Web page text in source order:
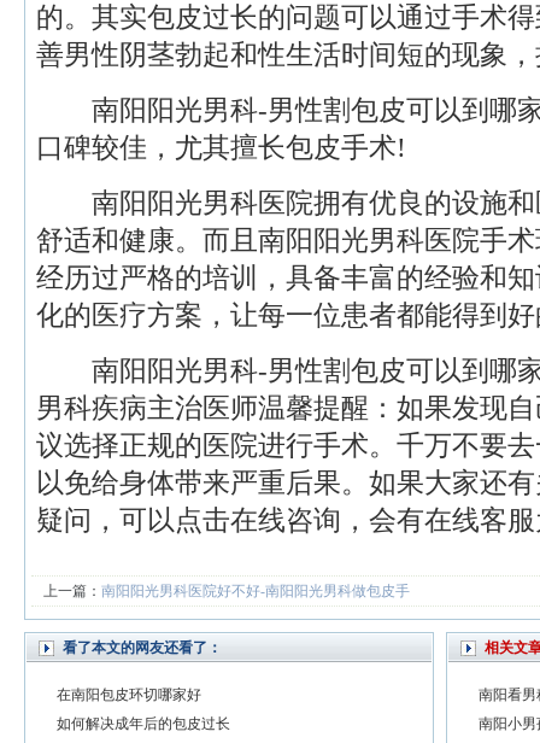
的。其实包皮过长的问题可以通过手术
善男性阴茎勃起和性生活时间短的现象
南阳阳光男科-男性割包皮可以到哪家
口碑较佳，尤其擅长包皮手术!
南阳阳光男科医院拥有优良的设施和
舒适和健康。而且南阳阳光男科医院手
经历过严格的培训，具备丰富的经验和
化的医疗方案，让每一位患者都能得到
南阳阳光男科-男性割包皮可以到哪家
男科疾病主治医师温馨提醒：如果发现
议选择正规的医院进行手术。千万不要
以免给身体带来严重后果。如果大家还
疑问，可以点击在线咨询，会有在线客
上一篇： 南阳阳光男科医院好不好-南阳阳光男科做包皮手
看了本文的网友还看了：
在南阳包皮环切哪家好
如何解决成年后的包皮过长
相关文
南阳看男
南阳小男